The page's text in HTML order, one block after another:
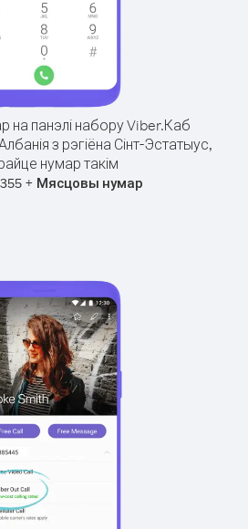
на панэлі набору Viber.Каб
з рэгіёна Сінт-Эстатыус,
нумар такім
355+ Мясцовы нумар